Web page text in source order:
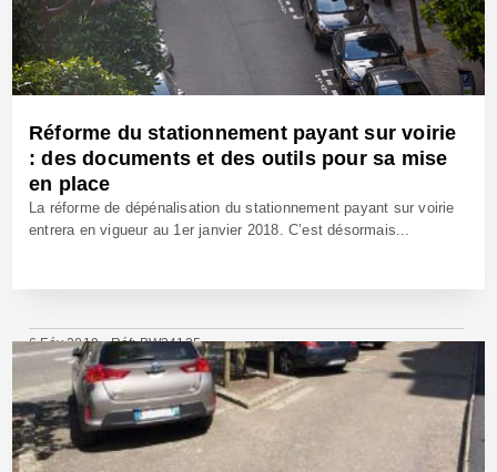
Réforme du stationnement payant sur voirie
: des documents et des outils pour sa mise
en place
La réforme de dépénalisation du stationnement payant sur voirie
entrera en vigueur au 1er janvier 2018. C’est désormais...
6 Fév 2019 - Réf: BW24135